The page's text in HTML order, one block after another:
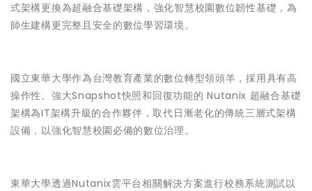
式架構更換為超融合基礎架構，強化智慧校園數位韌性基礎，為
師生建構更完整且安全的數位學習環境。
國立東華大學作為台灣教育產業的數位轉型領頭羊，採用具有高
操作性、強大Snapshot快照和回復功能的 Nutanix 超融合基礎
架構為IT架構升級的合作夥伴，取代日漸老化的傳統三層式架構
設備，以強化智慧校園必備的數位治理。
東華大學透過Nutanix雲平台相關解決方案進行校務系統測試以